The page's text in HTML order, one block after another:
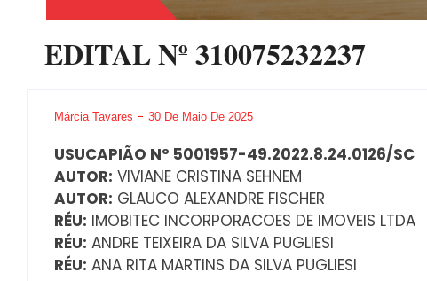
EDITAL Nº 310075232237
Márcia Tavares 30 De Maio De 2025
USUCAPIÃO Nº 5001957-49.2022.8.24.0126/SC
AUTOR: VIVIANE CRISTINA SEHNEM
AUTOR: GLAUCO ALEXANDRE FISCHER
RÉU: IMOBITEC INCORPORACOES DE IMOVEIS LTDA
RÉU: ANDRE TEIXEIRA DA SILVA PUGLIESI
RÉU: ANA RITA MARTINS DA SILVA PUGLIESI